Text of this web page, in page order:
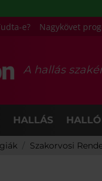
e? Nagykövet
A hallás
HALLÁS
Szakorvosi